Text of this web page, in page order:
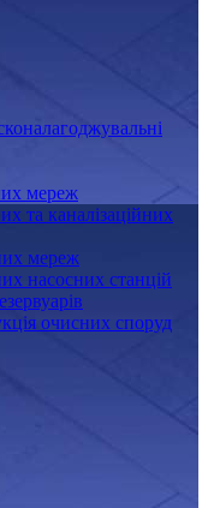
мереж
та каналізаційних
мереж
насосних станцій
очисних споруд